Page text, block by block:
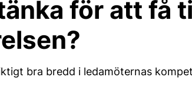
för att få
bra bredd i ledamöternas